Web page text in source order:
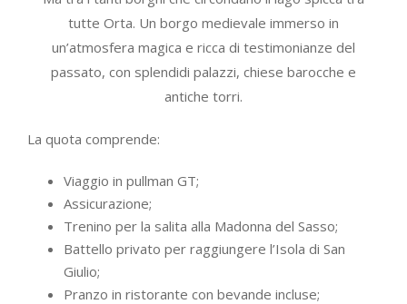
tutte Orta. Un borgo medievale immerso in
un’atmosfera magica e ricca di testimonianze del
passato, con splendidi palazzi, chiese barocche e
antiche torri.
La quota comprende:
Viaggio in pullman GT;
Assicurazione;
Trenino per la salita alla Madonna del Sasso;
Battello privato per raggiungere l’Isola di San
Giulio;
Pranzo in ristorante con bevande incluse;